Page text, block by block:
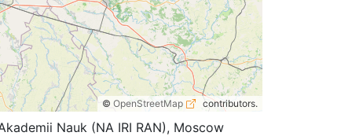
© OpenStreetMap contributors.
Nauk (NA IRI RAN), Moscow